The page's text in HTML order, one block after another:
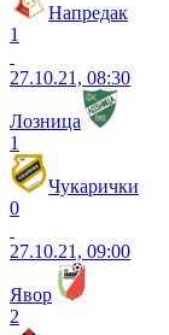
Напредак
1
27.10.21, 08:30
Лозница
1
Чукарички
0
27.10.21, 09:00
Явор
2